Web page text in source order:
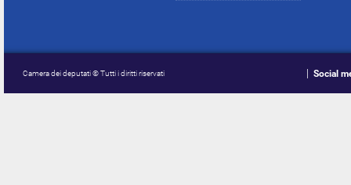
Camera dei deputati © Tutti i diritti riservati Social